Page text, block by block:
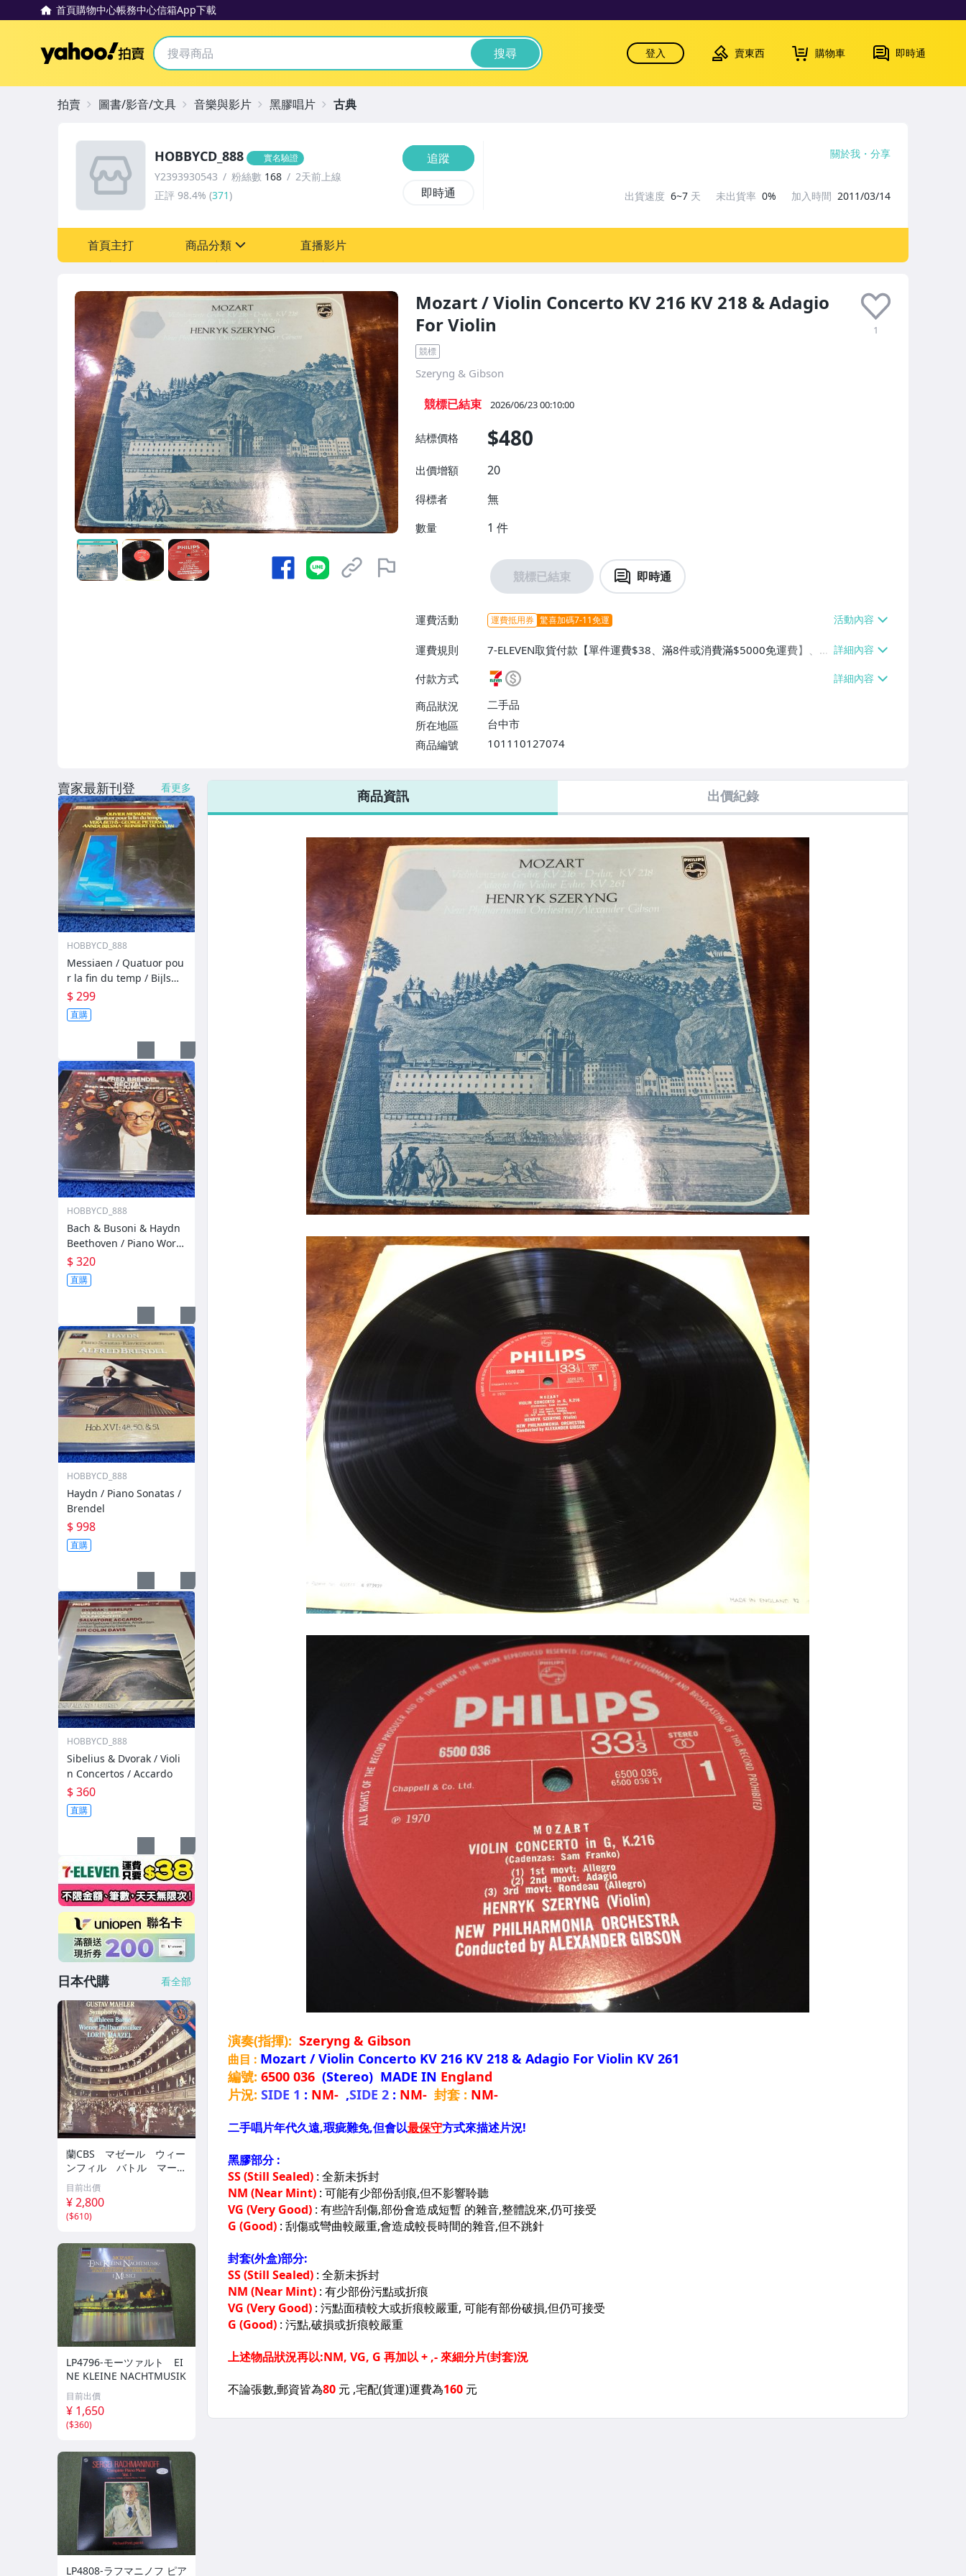
首頁購物中心帳務中心信箱App下載
Yahoo拍賣 搜尋 登入 賣東西 購物車 即時通
Mozart / Violin Concerto KV 216 KV 218 & Adagio
For Violin
1
競標
Szeryng & Gibson
競標已結束 2026/06/23 00:10:00
結標價格 $480
出價增額 20
得標者 無
數量 1 件
競標已結束 即時通
運費活動 運費抵用券 驚喜加碼7-11免運
運費規則
7-ELEVEN取貨付款【單件運費$38、滿8件或消費滿$5000免運費】、宅
配/貨運【單件運費$160、滿8件或消費滿$5000免運費】、郵局掛號
【單件運費$80、滿8件或消費滿$5000免運費】
付款方式
商品狀況
二手品
所在地區
台中市
商品編號
101110127074
7-ELEVEN 運費只要38元
HOBBYCD_888 實名驗證
Y2393930543 粉絲數 168
2天前上線
正評 98.4% (371)
追蹤
即時通
關於我 分享
出貨速度 6~7 天 未出貨率 0% 加入時間 2011/03/14
首頁主打 商品分類 直播影片
拍賣 圖書/影音/文具 音樂與影片 黑膠唱片 古典
商品資訊 出價紀錄
賣家最新刊登 看更多
HOBBYCD_888
Messiaen / Quatuor pou
r la fin du temp / Bijlsma
& Beths & Pieterson & D
e Leeuw
$ 299
直購
HOBBYCD_888
Bach & Busoni & Haydn
Beethoven / Piano Works
/ Brendel
$ 320
直購
HOBBYCD_888
Haydn / Piano Sonatas /
Brendel
$ 998
直購
HOBBYCD_888
Sibelius & Dvorak / Violi
n Concertos / Accardo
$ 360
直購
日本代購 看全部
蘭CBS マゼール ウィー
ンフィル バトル マーラ
ー 交響曲第４番 マゼー
ル絶頂期の録音
目前出價
¥ 2,800
($610)
LP4796-モーツァルト EI
NE KLEINE NACHTMUSIK
目前出價
¥ 1,650
($360)
LP4808-ラフマニノフ ピア